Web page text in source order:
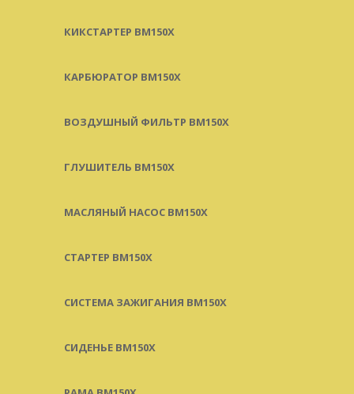
КИКСТАРТЕР BM150X
КАРБЮРАТОР BM150X
ВОЗДУШНЫЙ ФИЛЬТР BM150X
ГЛУШИТЕЛЬ BM150X
МАСЛЯНЫЙ НАСОС BM150X
СТАРТЕР BM150X
СИСТЕМА ЗАЖИГАНИЯ BM150X
СИДЕНЬЕ BM150X